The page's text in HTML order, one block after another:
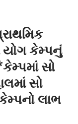
યોગ કેમ્પનું
સો
સો
લાભ